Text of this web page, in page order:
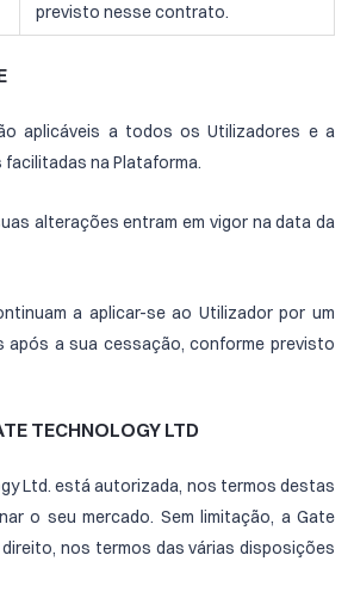
previsto nesse contrato.
aplicáveis a todos os Utilizadores e a
na Plataforma.
alterações entram em vigor na data da
a aplicar-se ao Utilizador por um
após a sua cessação, conforme previsto
TECHNOLOGY LTD
Ltd. está autorizada, nos termos destas
o seu mercado. Sem limitação, a Gate
nos termos das várias disposições